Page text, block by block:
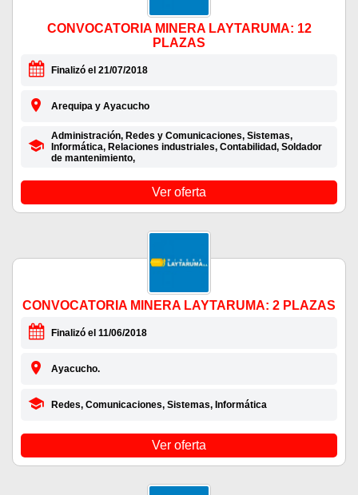
CONVOCATORIA MINERA LAYTARUMA: 12
PLAZAS
Finalizó el 21/07/2018
Arequipa y Ayacucho
Administración, Redes y Comunicaciones, Sistemas,
Informática, Relaciones industriales, Contabilidad, Soldador
de mantenimiento,
Ver oferta
CONVOCATORIA MINERA LAYTARUMA: 2 PLAZAS
Finalizó el 11/06/2018
Ayacucho.
Redes, Comunicaciones, Sistemas, Informática
Ver oferta